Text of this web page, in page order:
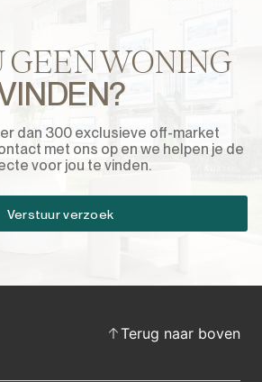
GEEN WONING
dan 300 exclusieve off-market
met ons op en we helpen je de
voor jou te vinden.
Verstuur verzoek
Terug naar boven